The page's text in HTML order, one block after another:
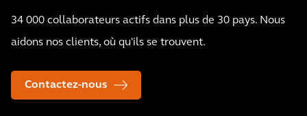
34 000 collaborateurs actifs dans plus de 30 pays. Nous
aidons nos clients, où qu'ils se trouvent.
Contactez-nous